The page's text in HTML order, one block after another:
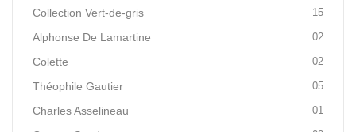
Collection Vert-de-gris 15
Alphonse De Lamartine 02
Colette 02
Théophile Gautier 05
Charles Asselineau 01